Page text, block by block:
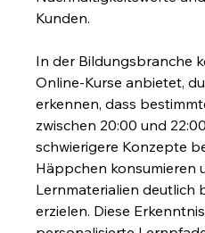
Kunden.
In der Bildungsbranche
Online-Kurse anbietet,
erkennen, dass
zwischen 20:00 und
schwierigere Konzepte
Häppchen konsumieren
Lernmaterialien deutlich
erzielen. Diese